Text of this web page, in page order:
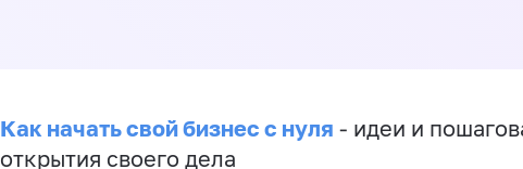
Как начать свой бизнес с нуля - идеи и
открытия своего дела